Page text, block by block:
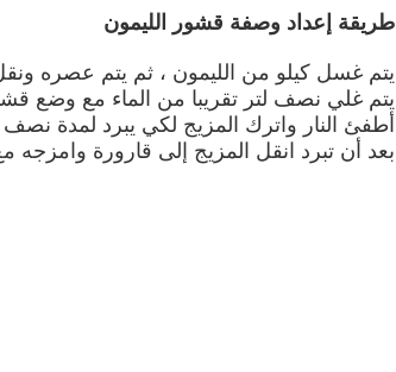
طريقة إعداد وصفة قشور الليمون
يتم غسل كيلو من الليمون ، ثم يتم عصره
يتم غلي نصف لتر تقريبا من الماء مع وضع
أطفئ النار واترك المزيج لكي يبرد لمدة نصف
بعد أن تبرد انقل المزيج إلى قارورة وامزجه